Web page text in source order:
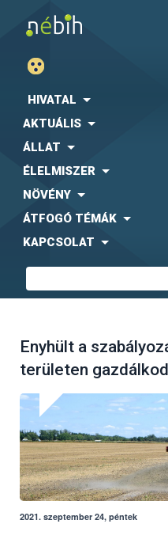
HIVATAL
AKTUÁLIS
ÁLLAT
ÉLELMISZER
NÖVÉNY
ÁTFOGÓ TÉMÁK
KAPCSOLAT
Enyhült a
területen
2021. szeptember 24, péntek